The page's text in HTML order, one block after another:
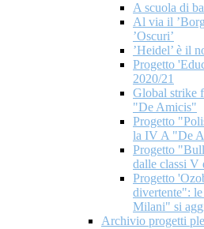
A scuola di
Al via il
’Oscuri’
’Heidel’ è il
Progetto
2020/21
Global strike
"De Amicis"
Progetto
la IV A "De
Progetto
dalle classi V
Progetto
divertente":
Milani" si
Archivio progetti